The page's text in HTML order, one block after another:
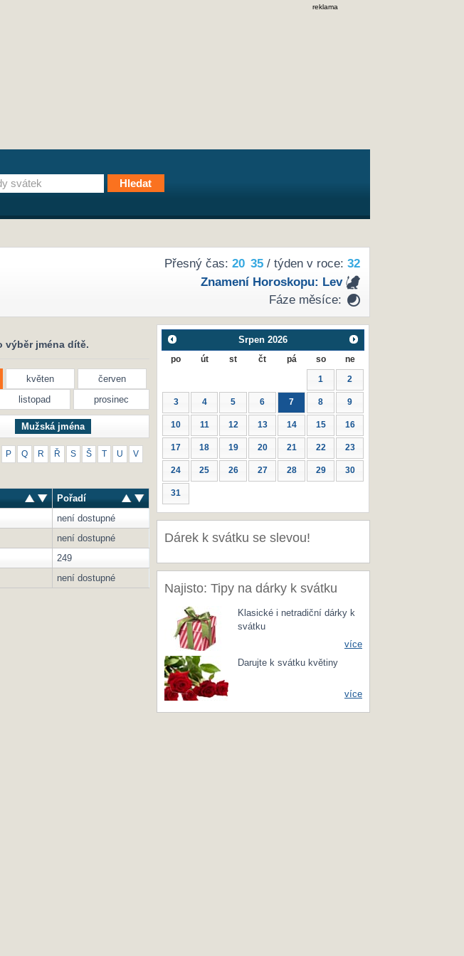
reklama
Přesný čas: 20 35/ týden v roce: 32
Znamení Horoskopu: Lev
Fáze měsíce:
výběr jména dítě.
květen
červen
listopad prosinec
Mužská jména
P Q R Ř S Š U V
Pořadí
není dostupné
není dostupné
249
není dostupné
Srpen 2026
po út st čt pá so ne
1 2
3 4 5 6 7 8 9
10 11 12 13 14 15 16
17 18 19 20 21 22 23
24 25 26 27 28 29 30
31
Dárek k svátku se slevou!
Najisto: Tipy na dárky k svátku
Klasické i netradiční dárky k
svátku
více
Darujte k svátku květiny
více